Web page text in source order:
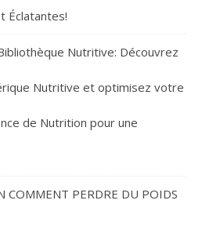
Éclatantes!
Bibliothèque Nutritive: Découvrez
Nutritive et optimisez votre
de Nutrition pour une
COMMENT PERDRE DU POIDS